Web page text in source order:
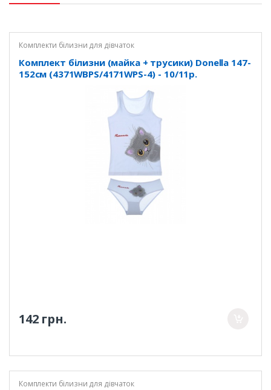
Комплекти білизни для дівчаток
Комплект білизни (майка + трусики) Donella 147-
152см (4371WBPS/4171WPS-4) - 10/11р.
142 грн.
Комплекти білизни для дівчаток